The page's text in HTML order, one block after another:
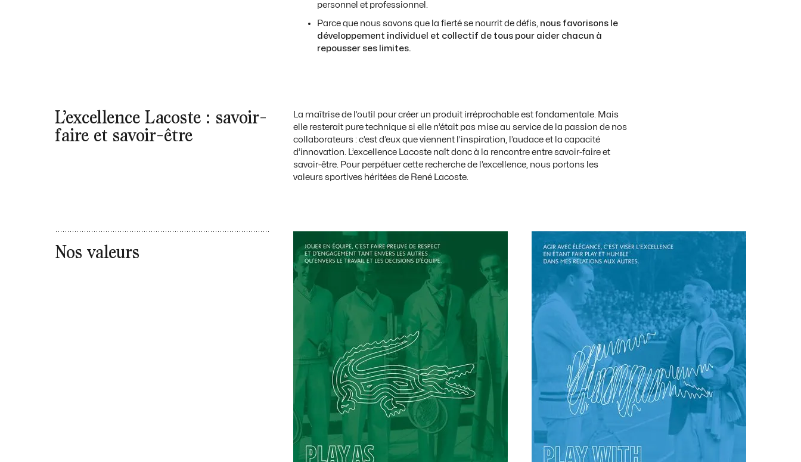
personnel et professionnel.
Parce que nous savons que la fierté se nourrit de défis, nous favorisons le
développement individuel et collectif de tous pour aider chacun à
repousser ses limites.
L’excellence Lacoste : savoir-
faire et savoir-être
La maîtrise de l’outil pour créer un produit irréprochable est fondamentale. Mais
elle resterait pure technique si elle n’était pas mise au service de la passion de nos
collaborateurs : c’est d’eux que viennent l’inspiration, l’audace et la capacité
d’innovation. L’excellence Lacoste naît donc à la rencontre entre savoir-faire et
savoir-être. Pour perpétuer cette recherche de l’excellence, nous portons les
valeurs sportives héritées de René Lacoste.
Nos valeurs